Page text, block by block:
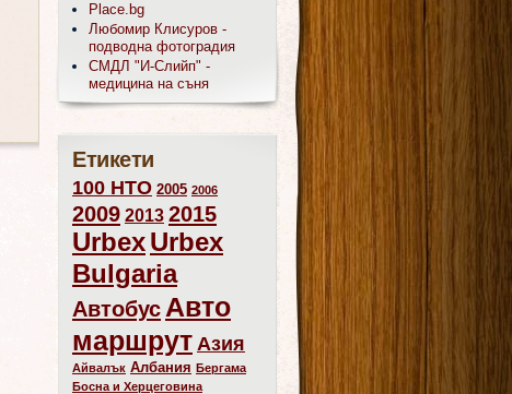
Place.bg
Любомир Клисуров -
подводна фотоградия
СМДЛ "И-Слийп" -
медицина на съня
Етикети
100 НТО 2005 2006
2009 2013 2015
UrbexUrbex
Bulgaria
Автобус Авто
маршрут Азия
Айвалък Албания Бергама
Босна и Херцеговина